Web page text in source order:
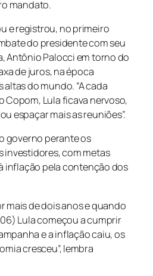
mandato.
e registrou, no primeiro
do presidente com seu
Antônio Palocci em torno do
de juros, na época
do mundo. “A cada
Copom, Lula ficava nervoso,
espaçar mais as reuniões”.
governo perante os
investidores, com metas
inflação pela contenção dos
mais de dois anos e quando
Lula começou a cumprir
e a inflação caiu, os
cresceu”, lembra